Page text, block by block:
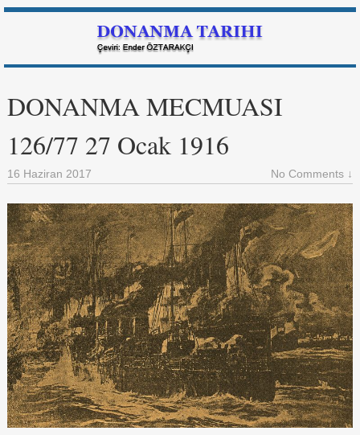
DONANMA MECMUASI
126/77 27 Ocak 1916
16 Haziran 2017 No Comments ↓